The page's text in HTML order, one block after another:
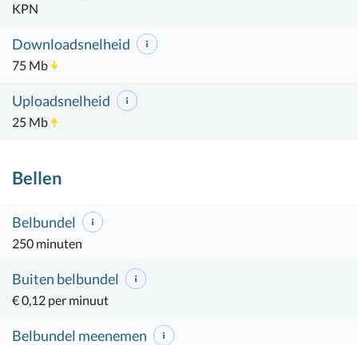
KPN
Downloadsnelheid
75 Mb
Uploadsnelheid
25 Mb
Bellen
Belbundel
250 minuten
Buiten belbundel
€ 0,12 per minuut
Belbundel meenemen